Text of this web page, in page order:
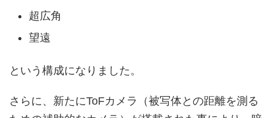
超広角
望遠
という構成になりました。
さらに、新たにToFカメラ（被写体との距離を測る